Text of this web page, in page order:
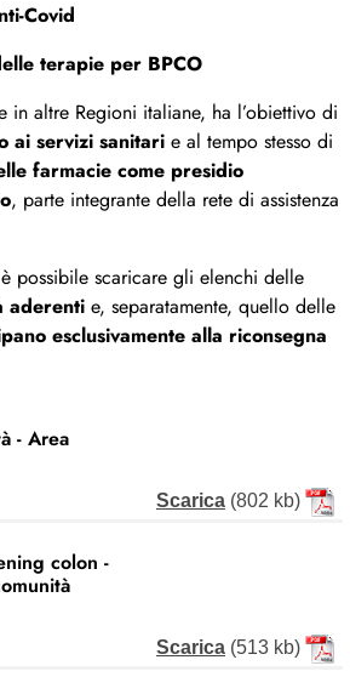
Covid
terapie per BPCO
in altre Regioni italiane, ha l’obiettivo di
ai servizi sanitari e al tempo stesso di
farmacie come presidio
, parte integrante della rete di assistenza
possibile scaricare gli elenchi delle
aderenti e, separatamente, quello delle
esclusivamente alla riconsegna
- Area
Scarica (802 kb)
colon -
Scarica (513 kb)